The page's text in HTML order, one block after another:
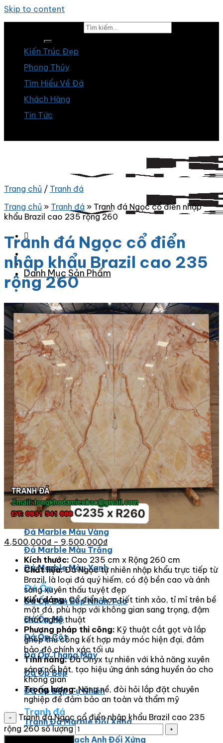
Skip to content
Kiến Trúc Đẹp
Phong Thủy
Tìm Hiểu Về Đá
Khách Hàng
Tin Tức
Danh Mục Sản Phẩm
Đá Granite
Đá Granite Màu Vàng
Đá Granite Màu Xám
Đá Granite Màu Đen
Đá Granite Màu Xanh
Đá Granite Màu Nâu
Đá Granite Màu Đỏ
Đá Travertine
Đá Marble
Đá Marble Màu Kem
Đá Marble Màu Nâu
Đá Marble Màu Đen
Đá Marble Màu Đỏ
Đá Marble Màu Vàng
Đá Marble Màu Trắng
Đá Marble Màu Xanh
Đá Ốp
Đá Ốp Bàn Bếp Nhân Tạo​
Đá Ốp Mộ
Đá Ốp Cột
Đá Ốp Thang Máy
Đá Ốp Bếp
Đá Ốp Bếp Tự Nhiên
Tranh đá
Tranh Đá Marble Đối Xứng
Tranh Đá Thạch Anh Đối Xứng
Trang chủ / Tranh đá
Trang chủ » Tranh đá » Tranh đá Ngọc cổ điển nhập
khẩu Brazil cao 235 rộng 260
Tranh đá Ngọc cổ điển
nhập khẩu Brazil cao 235
rộng 260
4,500,000₫ – 9,500,000₫
Kích thước: Cao 235 cm x Rộng 260 cm
Chất liệu:Đá Ngọc tự nhiên nhập khẩu trực tiếp từ
Brazil, là loại đá quý hiếm, có độ bền cao và ánh
sáng xuyên thấu tuyệt đẹp
Kiểu dáng:Cổ điển, họa tiết tinh xảo, tỉ mỉ trên bề
mặt đá, phù hợp với không gian sang trọng, đậm
chất nghệ thuật
Phương pháp thi công: Kỹ thuật cắt gọt và lắp
ghép thủ công kết hợp máy móc hiện đại, đảm
bảo độ chính xác tối ưu
Tính năng:Đá Onyx tự nhiên với khả năng xuyên
sáng nổi bật, tạo hiệu ứng ánh sáng huyền ảo cho
không gian
Trọng lượng:Nặng nề, đòi hỏi lắp đặt chuyên
nghiệp để đảm bảo an toàn và thẩm mỹ
Tranh đá Ngọc cổ điển nhập khẩu Brazil cao 235
rộng 260 số lượng